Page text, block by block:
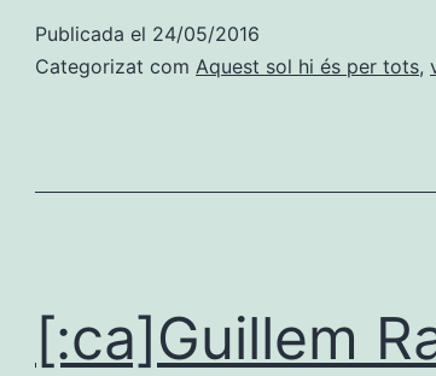
Publicada el 24/05/2016
Categorizat com Aquest sol hi és per tots,
[:ca]Guillem